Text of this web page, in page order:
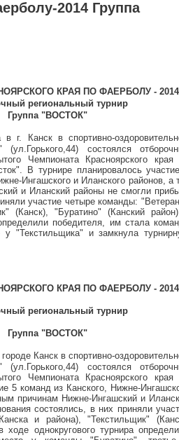
2014 Группа
КРАЯ ПО ФАЕРБОЛУ - 2014
региональный турнир
Группа "ВОСТОК"
в г. Канск в спортивно-
состоялся
Чемпионата Красноярского края
В турнире планировалось
Ингашского и Иланского районов, а
и Иланский районы не смогли
участие четыре команды:
(Канск), "Буратино" (Канский
победителя, им стала
"Текстильщика" и замкнула
КРАЯ ПО ФАЕРБОЛУ - 2014
региональный турнир
Группа "ВОСТОК"
Канск в спортивно-
состоялся
Чемпионата Красноярского края
5 команд из Канского, Нижне-
причинам Нижне-Ингашский и
состоялись, в них приняли
и района), "Текстильщик"
однокругового турнира